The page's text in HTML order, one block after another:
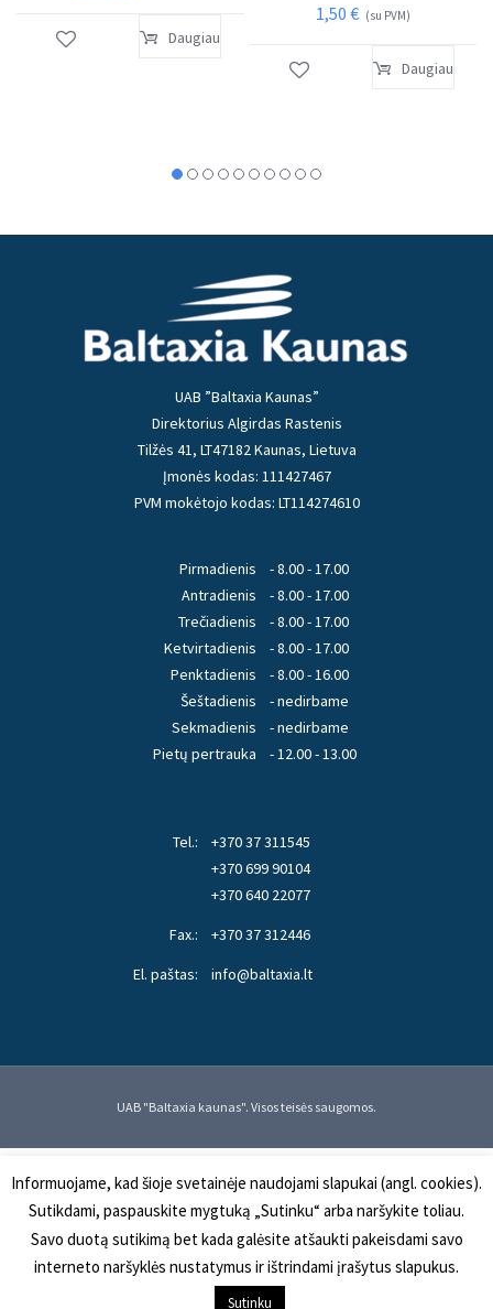
Daugiau
1,50 € (su PVM)
Daugiau
UAB ”Baltaxia Kaunas”
Direktorius Algirdas Rastenis
Tilžės 41, LT47182 Kaunas, Lietuva
Įmonės kodas: 111427467
PVM mokėtojo kodas: LT114274610
Pirmadienis
Antradienis
Trečiadienis
Ketvirtadienis
Penktadienis
Šeštadienis
Sekmadienis
Pietų pertrauka
- 8.00 - 17.00
- 8.00 - 17.00
- 8.00 - 17.00
- 8.00 - 17.00
- 8.00 - 16.00
- nedirbame
- nedirbame
- 12.00 - 13.00
Tel.:
+370 37 311545
+370 699 90104
+370 640 22077
Fax.:
+370 37 312446
El. paštas:
info@baltaxia.lt
UAB "Baltaxia kaunas". Visos teisės saugomos.
Informuojame, kad šioje svetainėje naudojami slapukai (angl. cookies).
Sutikdami, paspauskite mygtuką „Sutinku“ arba naršykite toliau.
Savo duotą sutikimą bet kada galėsite atšaukti pakeisdami savo
interneto naršyklės nustatymus ir ištrindami įrašytus slapukus.
Sutinku